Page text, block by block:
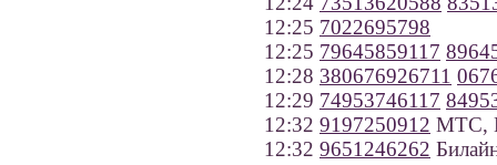
12:25 7022695798
12:25 79645859117
12:28 380676926711
12:29 74953746117
12:32 9197250912 МТС,
12:32 9651246262